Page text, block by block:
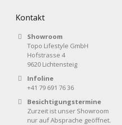
Kontakt
Showroom
Topo Lifestyle GmbH
Hofstrasse 4
9620 Lichtensteig
Infoline
+41 79 691 76 36
Besichtigungstermine
Zurzeit ist unser Showroom
nur auf Absprache geöffnet.